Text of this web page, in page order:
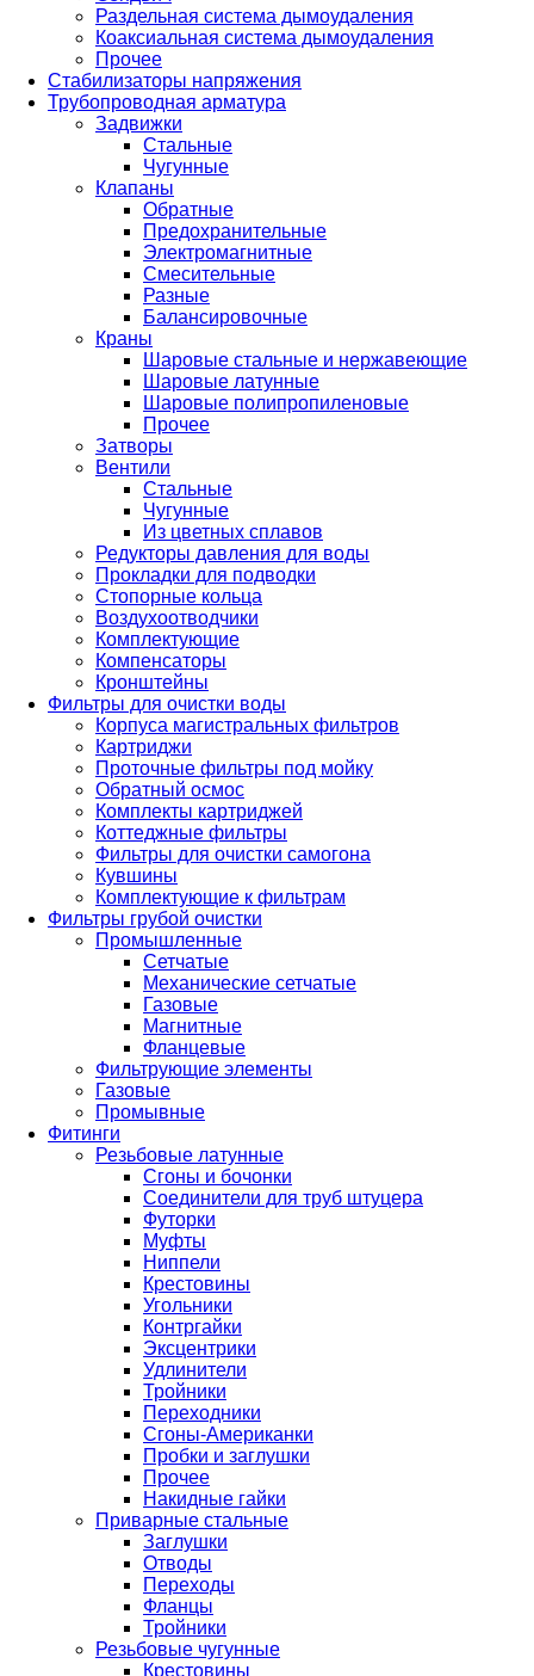
Раздельная система дымоудаления
Коаксиальная система дымоудаления
Прочее
Стабилизаторы напряжения
Трубопроводная арматура
Задвижки
Стальные
Чугунные
Клапаны
Обратные
Предохранительные
Электромагнитные
Смесительные
Разные
Балансировочные
Краны
Шаровые стальные и нержавеющие
Шаровые латунные
Шаровые полипропиленовые
Прочее
Затворы
Вентили
Стальные
Чугунные
Из цветных сплавов
Редукторы давления для воды
Прокладки для подводки
Стопорные кольца
Воздухоотводчики
Комплектующие
Компенсаторы
Кронштейны
Фильтры для очистки воды
Корпуса магистральных фильтров
Картриджи
Проточные фильтры под мойку
Обратный осмос
Комплекты картриджей
Коттеджные фильтры
Фильтры для очистки самогона
Кувшины
Комплектующие к фильтрам
Фильтры грубой очистки
Промышленные
Сетчатые
Механические сетчатые
Газовые
Магнитные
Фланцевые
Фильтрующие элементы
Газовые
Промывные
Фитинги
Резьбовые латунные
Сгоны и бочонки
Соединители для труб штуцера
Футорки
Муфты
Ниппели
Крестовины
Угольники
Контргайки
Эксцентрики
Удлинители
Тройники
Переходники
Сгоны-Американки
Пробки и заглушки
Прочее
Накидные гайки
Приварные стальные
Заглушки
Отводы
Переходы
Фланцы
Тройники
Резьбовые чугунные
Крестовины